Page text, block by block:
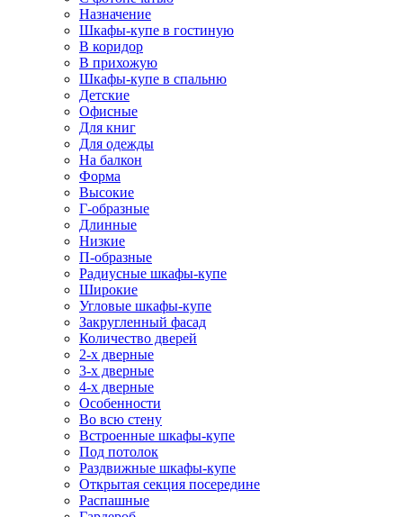
Назначение
Шкафы-купе в гостиную
В коридор
В прихожую
Шкафы-купе в спальню
Детские
Офисные
Для книг
Для одежды
На балкон
Форма
Высокие
Г-образные
Длинные
Низкие
П-образные
Радиусные шкафы-купе
Широкие
Угловые шкафы-купе
Закругленный фасад
Количество дверей
2-х дверные
3-х дверные
4-х дверные
Особенности
Во всю стену
Встроенные шкафы-купе
Под потолок
Раздвижные шкафы-купе
Открытая секция посередине
Распашные